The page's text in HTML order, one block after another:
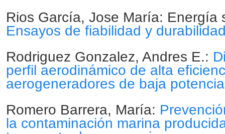
Rios García, Jose María: Energía
Ensayos de fiabilidad y
Rodriguez Gonzalez, Andres E.:
perfil aerodinámico de alta
aerogeneradores de baja
Romero Barrera, María:
la contaminación marina